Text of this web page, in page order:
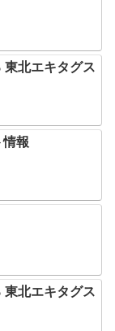
東北エキタグス
情報
東北エキタグス